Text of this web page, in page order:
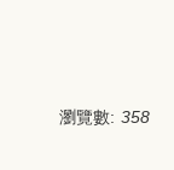
瀏覽數: 358